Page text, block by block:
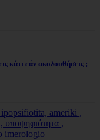
κάτι εάν ακολουθήσεις ;